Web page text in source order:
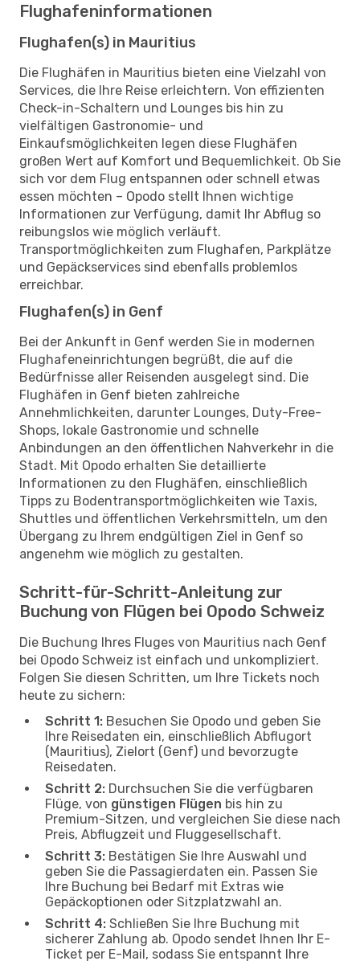
Flughafeninformationen
Flughafen(s) in Mauritius
Die Flughäfen in Mauritius bieten eine Vielzahl von
Services, die Ihre Reise erleichtern. Von effizienten
Check-in-Schaltern und Lounges bis hin zu
vielfältigen Gastronomie- und
Einkaufsmöglichkeiten legen diese Flughäfen
großen Wert auf Komfort und Bequemlichkeit. Ob Sie
sich vor dem Flug entspannen oder schnell etwas
essen möchten – Opodo stellt Ihnen wichtige
Informationen zur Verfügung, damit Ihr Abflug so
reibungslos wie möglich verläuft.
Transportmöglichkeiten zum Flughafen, Parkplätze
und Gepäckservices sind ebenfalls problemlos
erreichbar.
Flughafen(s) in Genf
Bei der Ankunft in Genf werden Sie in modernen
Flughafeneinrichtungen begrüßt, die auf die
Bedürfnisse aller Reisenden ausgelegt sind. Die
Flughäfen in Genf bieten zahlreiche
Annehmlichkeiten, darunter Lounges, Duty-Free-
Shops, lokale Gastronomie und schnelle
Anbindungen an den öffentlichen Nahverkehr in die
Stadt. Mit Opodo erhalten Sie detaillierte
Informationen zu den Flughäfen, einschließlich
Tipps zu Bodentransportmöglichkeiten wie Taxis,
Shuttles und öffentlichen Verkehrsmitteln, um den
Übergang zu Ihrem endgültigen Ziel in Genf so
angenehm wie möglich zu gestalten.
Schritt-für-Schritt-Anleitung zur
Buchung von Flügen bei Opodo Schweiz
Die Buchung Ihres Fluges von Mauritius nach Genf
bei Opodo Schweiz ist einfach und unkompliziert.
Folgen Sie diesen Schritten, um Ihre Tickets noch
heute zu sichern:
Schritt 1: Besuchen Sie Opodo und geben Sie
Ihre Reisedaten ein, einschließlich Abflugort
(Mauritius), Zielort (Genf) und bevorzugte
Reisedaten.
Schritt 2: Durchsuchen Sie die verfügbaren
Flüge, von günstigen Flügen bis hin zu
Premium-Sitzen, und vergleichen Sie diese nach
Preis, Abflugzeit und Fluggesellschaft.
Schritt 3: Bestätigen Sie Ihre Auswahl und
geben Sie die Passagierdaten ein. Passen Sie
Ihre Buchung bei Bedarf mit Extras wie
Gepäckoptionen oder Sitzplatzwahl an.
Schritt 4: Schließen Sie Ihre Buchung mit
sicherer Zahlung ab. Opodo sendet Ihnen Ihr E-
Ticket per E-Mail, sodass Sie entspannt Ihre